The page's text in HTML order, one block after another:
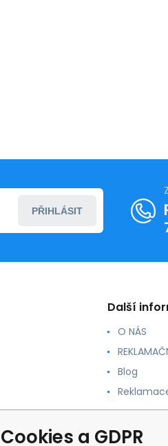
PŘIHLÁSIT
Další
O NÁS
Blog
Cookies a GDPR